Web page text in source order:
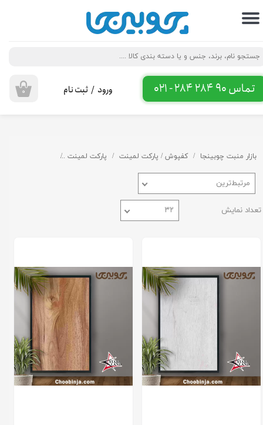
تماس 90 284 284 - 021 ۰ ورود / ثبت نام
حساب کاربری من
تغییر گذر واژه
سفارشات
خروج از حساب کاربری
بازار منبت چوبینجا کفپوش / پارکت لمینت پارکت لمینت
مرتبط‌ترین
تعداد نمایش ۳۲